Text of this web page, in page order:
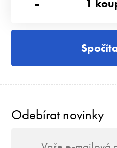
1
Odebírat novinky